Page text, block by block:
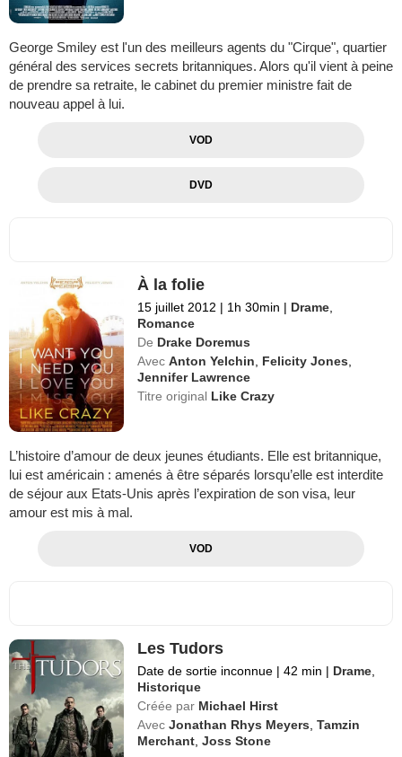
George Smiley est l'un des meilleurs agents du "Cirque", quartier
général des services secrets britanniques. Alors qu'il vient à peine
de prendre sa retraite, le cabinet du premier ministre fait de
nouveau appel à lui.
VOD
DVD
À la folie
15 juillet 2012 | 1h 30min | Drame
Romance
De Drake Doremus
Avec Anton Yelchin Felicity Jones
Jennifer Lawrence
Titre original Like Crazy
L’histoire d’amour de deux jeunes étudiants. Elle est britannique,
lui est américain : amenés à être séparés lorsqu’elle est interdite
de séjour aux Etats-Unis après l’expiration de son visa, leur
amour est mis à mal.
VOD
Les Tudors
Date de sortie inconnue | 42 min | Drame
Historique
Créée par Michael Hirst
Avec Jonathan Rhys Meyers ,Tamzin
Merchant ,Joss Stone